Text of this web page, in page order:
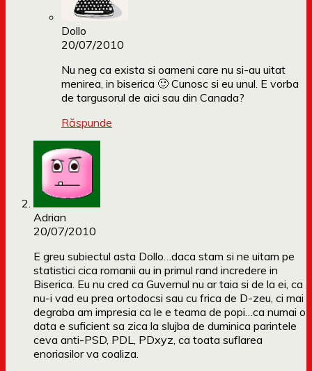
Dollo
20/07/2010
Nu neg ca exista si oameni care nu si-au uitat
menirea, in biserica 🙂 Cunosc si eu unul. E vorba
de targusorul de aici sau din Canada?
Răspunde
Adrian
20/07/2010
E greu subiectul asta Dollo…daca stam si ne uitam pe
statistici cica romanii au in primul rand incredere in
Biserica. Eu nu cred ca Guvernul nu ar taia si de la ei, ca
nu-i vad eu prea ortodocsi sau cu frica de D-zeu, ci mai
degraba am impresia ca le e teama de popi…ca numai o
data e suficient sa zica la slujba de duminica parintele
ceva anti-PSD, PDL, PDxyz, ca toata suflarea
enoriasilor va coaliza.